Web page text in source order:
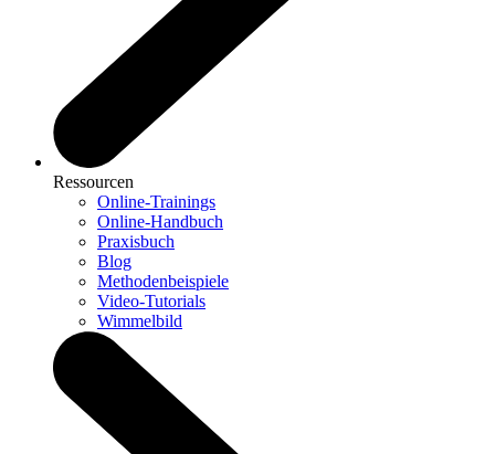
Ressourcen
Online-Trainings
Online-Handbuch
Praxisbuch
Blog
Methodenbeispiele
Video-Tutorials
Wimmelbild